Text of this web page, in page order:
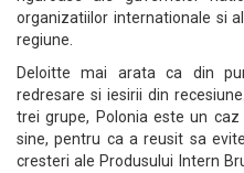
organizatiilor internationale si
regiune.
Deloitte mai arata ca din
redresare si iesirii din
trei grupe, Polonia este un
sine, pentru ca a reusit sa
cresteri ale Produsului Intern